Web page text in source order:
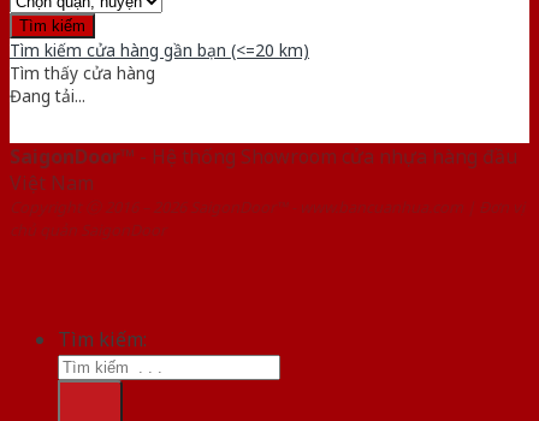
Tìm kiếm cửa hàng gần bạn (<=20 km)
Tìm thấy cửa hàng
Đang tải...
SaigonDoor™ - Hệ thống Showroom cửa nhựa hàng đầu
Việt Nam
Copyright ⓒ 2016 – 2026 SaigonDoor™ - www.bancuanhua.com | Đơn vị
chủ quản SaigonDoor
Tìm kiếm: